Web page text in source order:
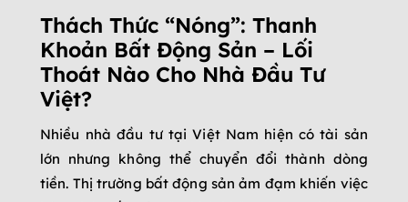
Thách Thức “Nóng”: Thanh
Khoản Bất Động Sản – Lối
Thoát Nào Cho Nhà Đầu Tư
Việt?
Nhiều nhà đầu tư tại Việt Nam hiện có tài sản
lớn nhưng không thể chuyển đổi thành dòng
tiền. Thị trường bất động sản ảm đạm khiến việc